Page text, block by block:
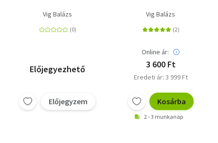
Vig Balázs
Előjegyezhető
Előjegyzem
Vig Balázs
Online ár:
3 600 Ft
Eredeti ár: 3 999 Ft
Kosárba
2 - 3 munkanap